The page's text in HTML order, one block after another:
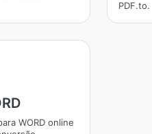
PDF.to.
WORD online